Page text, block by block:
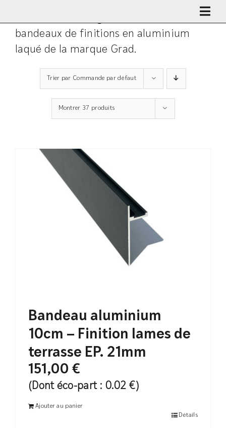
au
contenu
bandeaux de finitions en aluminium
laqué de la marque Grad.
Trier par Commande par défaut
Montrer 37 produits
Bandeau aluminium
10cm – Finition lames de
terrasse EP. 21mm
151,00 €
(Dont éco-part : 0.02 €)
Ajouter au panier
Détails